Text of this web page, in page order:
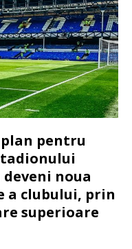
pentru
deveni noua
a clubului, prin
superioare